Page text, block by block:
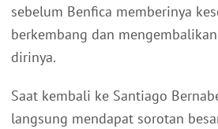
sebelum Benfica memberinya
berkembang dan
dirinya.
Saat kembali ke Santiago
langsung mendapat sorotan